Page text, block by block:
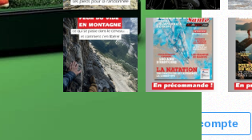
Découvrir le compte